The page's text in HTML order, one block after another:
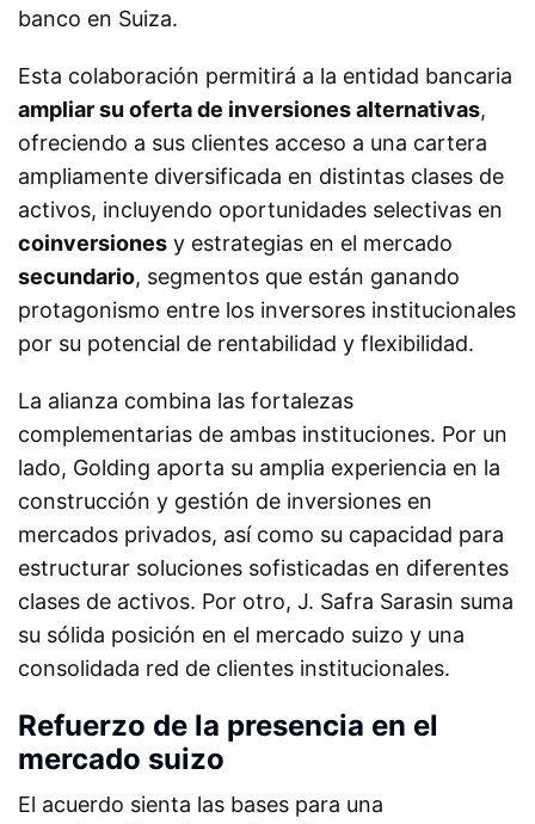
banco en Suiza.
Esta colaboración permitirá a la entidad bancaria
ampliar su oferta de inversiones alternativas,
ofreciendo a sus clientes acceso a una cartera
ampliamente diversificada en distintas clases de
activos, incluyendo oportunidades selectivas en
coinversiones y estrategias en el mercado
secundario, segmentos que están ganando
protagonismo entre los inversores institucionales
por su potencial de rentabilidad y flexibilidad.
La alianza combina las fortalezas
complementarias de ambas instituciones. Por un
lado, Golding aporta su amplia experiencia en la
construcción y gestión de inversiones en
mercados privados, así como su capacidad para
estructurar soluciones sofisticadas en diferentes
clases de activos. Por otro, J. Safra Sarasin suma
su sólida posición en el mercado suizo y una
consolidada red de clientes institucionales.
Refuerzo de la presencia en el
mercado suizo
El acuerdo sienta las bases para una